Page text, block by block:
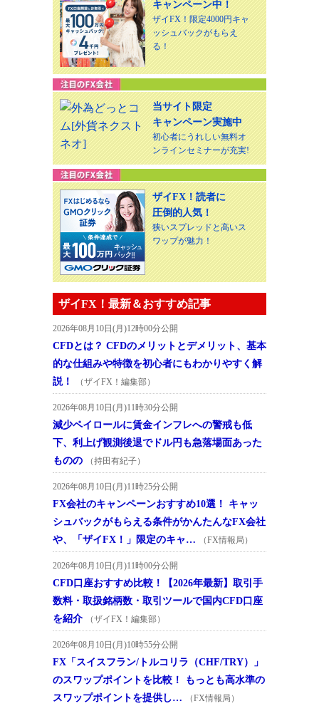
キャンペーン中！
ザイFX！限定4000円キャ
ッシュバックがもらえ
る！
当サイト限定
キャンペーン実施中
初心者にうれしい無料オ
ンラインセミナーが充実!
ザイFX！読者に
圧倒的人気！
狭いスプレッドと高いス
ワップが魅力！
ザイFX！最新＆おすすめ記事
2026年08月10日(月)12時00分公開
CFDとは？ CFDのメリットとデメリット、基本
的な仕組みや特徴を初心者にもわかりやすく解
説！
（ザイFX！編集部）
2026年08月10日(月)11時30分公開
減少ペイロールに賃金インフレへの警戒も低
下、利上げ観測後退でドル円も急落場面あった
ものの
（持田有紀子）
2026年08月10日(月)11時25分公開
FX会社のキャンペーンおすすめ10選！ キャッ
シュバックがもらえる条件がかんたんなFX会社
や、「ザイFX！」限定のキャ…
（FX情報局）
2026年08月10日(月)11時00分公開
CFD口座おすすめ比較！【2026年最新】取引手
数料・取扱銘柄数・取引ツールで国内CFD口座
を紹介
（ザイFX！編集部）
2026年08月10日(月)10時55分公開
FX「スイスフラン/トルコリラ（CHF/TRY）」
のスワップポイントを比較！ もっとも高水準の
スワップポイントを提供し…
（FX情報局）